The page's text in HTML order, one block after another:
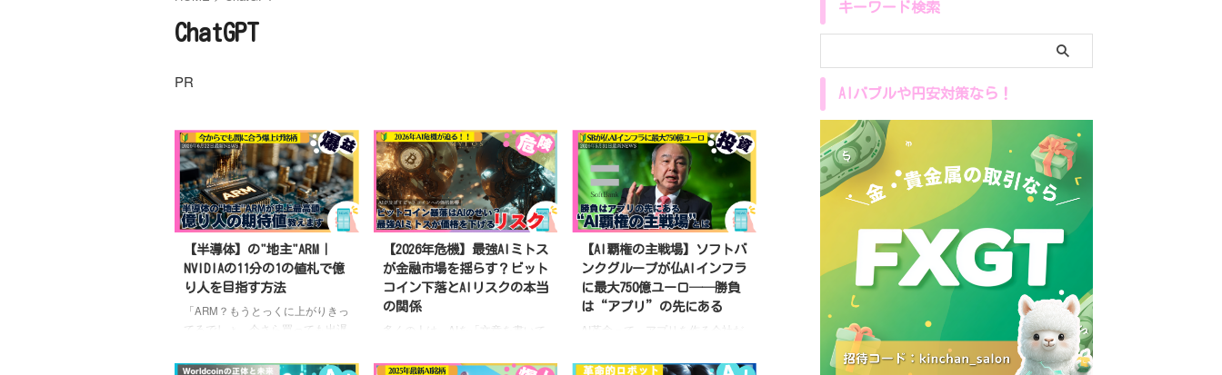
ChatGPT
PR
【半導体】の"地主"ARM｜
NVIDIAの11分の1の値札で億
り人を目指す方法
「ARM？もうとっくに上がりきっ
てるでしょ。今さら買っても出遅
う思ったなら、この記事こそ最後
【2026年危機】最強AIミトス
が金融市場を揺らす？ビット
コイン下落とAIリスクの本当
の関係
多くの人は、AIを「文章を書いて
ています。 でも今、世界の金融
【AI覇権の主戦場】ソフトバ
ンクグループが仏AIインフラ
に最大750億ユーロ──勝負
は“アプリ”の先にある
AI革命って、アプリを作る会社だ
ChatGPT、AI動画、AI検索──。
キーワード検索
AIバブルや円安対策なら！